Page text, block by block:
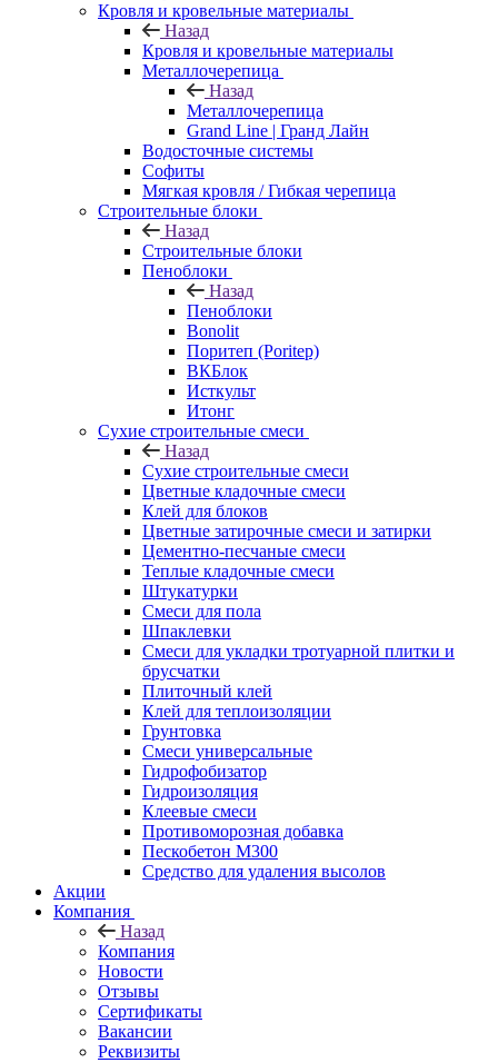
Кровля и кровельные материалы
Назад
Кровля и кровельные материалы
Металлочерепица
Назад
Металлочерепица
Grand Line | Гранд Лайн
Водосточные системы
Софиты
Мягкая кровля / Гибкая черепица
Строительные блоки
Назад
Строительные блоки
Пеноблоки
Назад
Пеноблоки
Bonolit
Поритеп (Poritep)
ВКБлок
Исткульт
Итонг
Сухие строительные смеси
Назад
Сухие строительные смеси
Цветные кладочные смеси
Клей для блоков
Цветные затирочные смеси и затирки
Цементно-песчаные смеси
Теплые кладочные смеси
Штукатурки
Смеси для пола
Шпаклевки
Смеси для укладки тротуарной плитки и
брусчатки
Плиточный клей
Клей для теплоизоляции
Грунтовка
Смеси универсальные
Гидрофобизатор
Гидроизоляция
Клеевые смеси
Противоморозная добавка
Пескобетон М300
Средство для удаления высолов
Акции
Компания
Назад
Компания
Новости
Отзывы
Сертификаты
Вакансии
Реквизиты